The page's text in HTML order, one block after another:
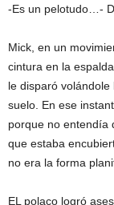
-Es un pelotudo…-
Mick, en un
cintura en la
le disparó
suelo. En ese
porque no entendía
que estaba
no era la forma
EL polaco logró